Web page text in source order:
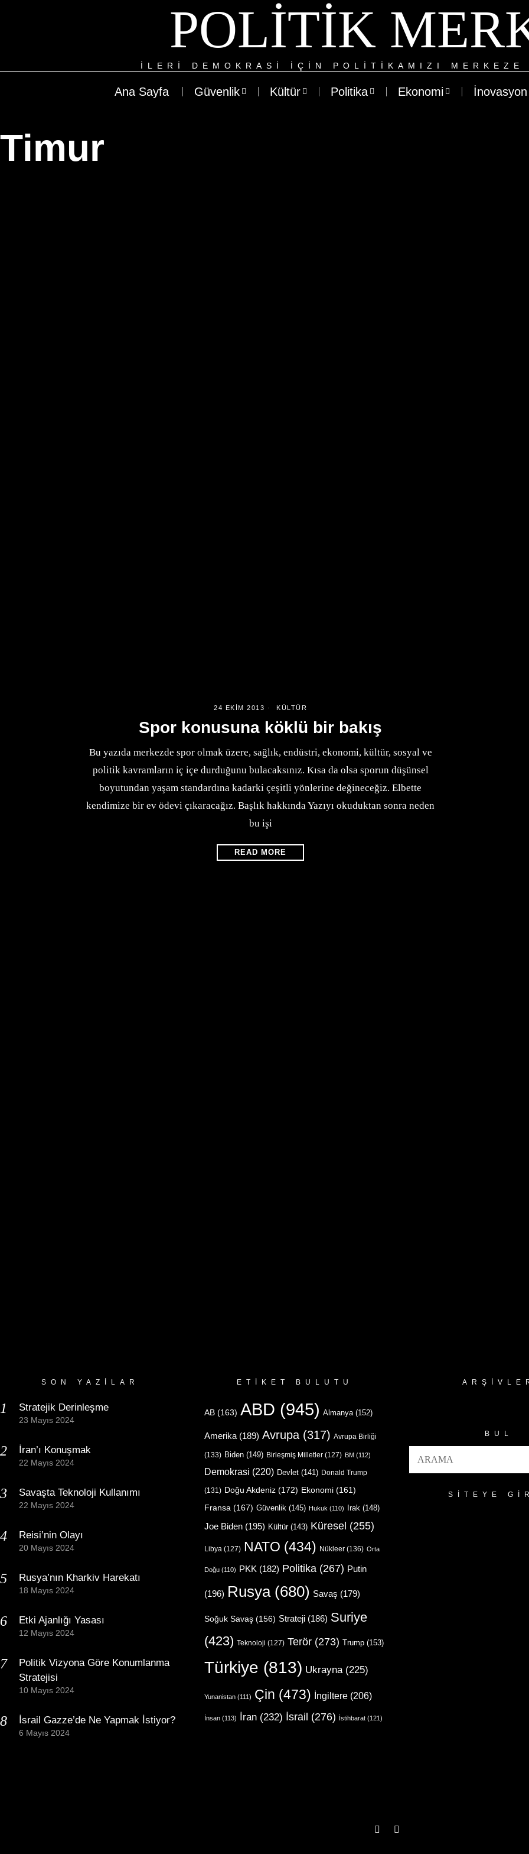
POLITIK
ILERI DEMOKRASI IÇIN POLITIKAMIZI
Ana Sayfa Güvenlik Kültür Politika Ekonomi İnovasyon
Timur
24 EKIM 2013 KÜLTÜR
Spor konusuna köklü bir bakış
Bu yazıda merkezde spor olmak üzere, sağlık, endüstri, ekonomi, kültür, sosyal ve
politik kavramların iç içe durduğunu bulacaksınız. Kısa da olsa sporun düşünsel
boyutundan yaşam standardına kadarki çeşitli yönlerine değineceğiz. Elbette
kendimize bir ev ödevi çıkaracağız. Başlık hakkında Yazıyı okuduktan sonra neden
bu işi
READ MORE
SON YAZILAR
Stratejik Derinleşme
23 Mayıs 2024
İran’ı Konuşmak
22 Mayıs 2024
Savaşta Teknoloji Kullanımı
22 Mayıs 2024
Reisi’nin Olayı
20 Mayıs 2024
Rusya’nın Kharkiv Harekatı
18 Mayıs 2024
Etki Ajanlığı Yasası
12 Mayıs 2024
Politik Vizyona Göre Konumlanma
Stratejisi
10 Mayıs 2024
İsrail Gazze’de Ne Yapmak İstiyor?
6 Mayıs 2024
ETIKET BULUTU
AB (163) ABD (945) Almanya(152)
Amerika (189) Avrupa (317) Avrupa Birliği
(133) Biden (149) Birleşmiş Milletler (127) BM (112)
Demokrasi (220) Devlet (141) Donald Trump
(131) Doğu Akdeniz (172) Ekonomi (161)
Fransa (167) Güvenlik (145) Hukuk (110) Irak (148)
Joe Biden (195) Kültür(143) Küresel (255)
Libya (127) NATO (434) Nükleer (136) Orta
Doğu (110) PKK (182) Politika (267) Putin
(196) Rusya(680) Savaş (179)
Soğuk Savaş (156) Strateji (186) Suriye
(423) Teknoloji (127) Terör (273) Trump (153)
Türkiye (813) Ukrayna(225)
Yunanistan (111) Çin (473) İngiltere (206)
İnsan (113) İran (232) İsrail (276) İstihbarat (121)
BUL
SITEYE